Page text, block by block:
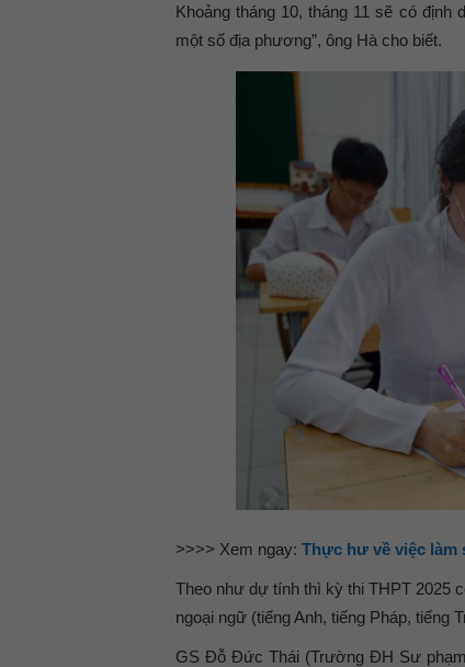
Khoảng tháng 10, tháng 11 sẽ có định
một số địa phương”, ông Hà cho biết.
>>>> Xem ngay: Thực hư về việc
Theo như dự tính thì kỳ thi THPT 2025
ngoại ngữ (tiếng Anh, tiếng Pháp, tiếng
GS Đỗ Đức Thái (Trường ĐH Sư